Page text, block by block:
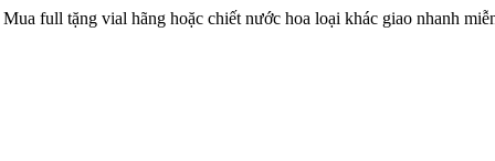
full tặng vial hãng hoặc chiết nước hoa loại khác giao nhanh